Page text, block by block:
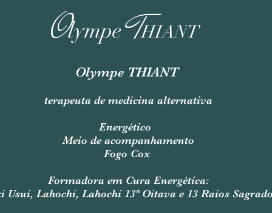
Olympe THIANT
Olympe THIANT
terapeuta de medicina alternativa
Energético
Meio de acompanhamento
Fogo Cox
Formadora em Cura Energética:
Usui, Lahochi, Lahochi 13ª Oitava e 13 Raios